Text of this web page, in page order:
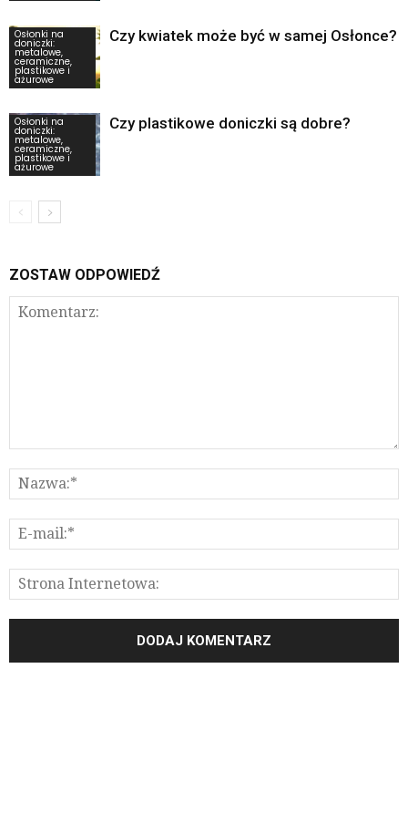
Osłonki na
doniczki:
metalowe,
ceramiczne,
plastikowe i
ażurowe
Czy kwiatek może być w samej Osłonce?
Osłonki na
doniczki:
metalowe,
ceramiczne,
plastikowe i
ażurowe
Czy plastikowe doniczki są dobre?
ZOSTAW ODPOWIEDŹ